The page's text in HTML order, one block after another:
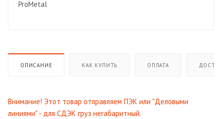
ProMetal
ОПИСАНИЕ КАК КУПИТЬ ОПЛАТА
Внимание! Этот товар отправляем ПЭК или "Деловыми
линиями" - для СДЭК груз негабаритный.